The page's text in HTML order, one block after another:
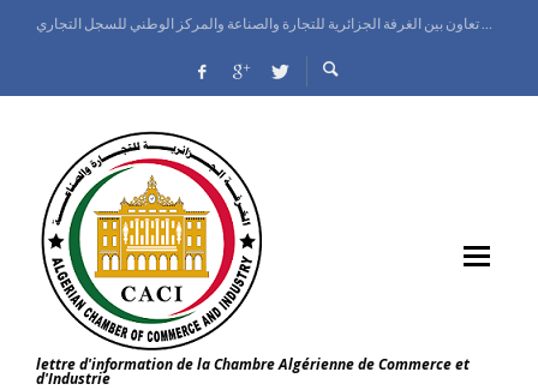
اتفاق تعاون بين الغرفة الجزائرية للتجارة والصناعة والمركز الوطني للسجل التجاري
معرض الجزائر الدولي ينطلق بقصر المعارض وإسبانيا ضيف شرف الطبعة
lettre d'information de la Chambre Algérienne de Commerce et
d'Industrie